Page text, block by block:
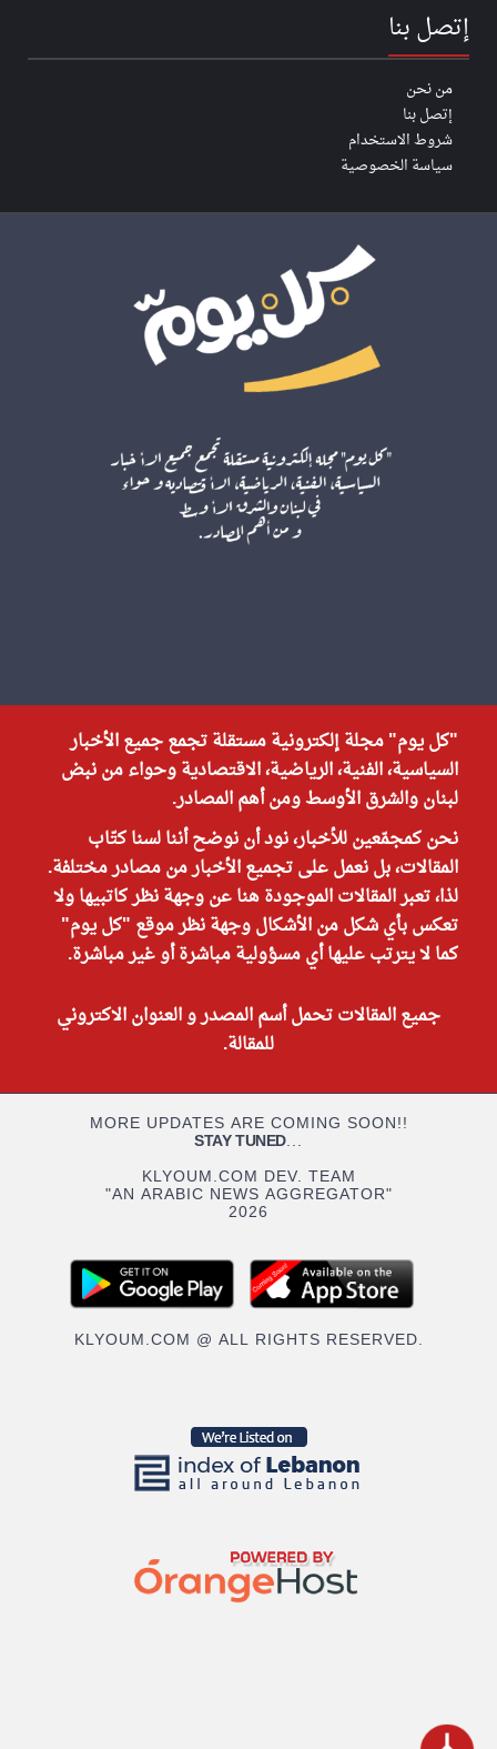
إتصل بنا
من نحن
إتصل بنا
شروط الاستخدام
سياسة الخصوصية
"كل يوم" مجلة إلكترونية مستقلة تجمع جميع الأخبار
السياسية، الفنية، الرياضية، الاقتصادية وحواء من نبض
لبنان والشرق الأوسط ومن أهم المصادر.
نحن كمجمّعين للأخبار، نود أن نوضح أننا لسنا كتّاب
المقالات، بل نعمل على تجميع الأخبار من مصادر مختلفة.
لذا، تعبر المقالات الموجودة هنا عن وجهة نظر كاتبيها ولا
تعكس بأي شكل من الأشكال وجهة نظر موقع "كل يوم"
كما لا يترتب عليها أي مسؤولية مباشرة أو غير مباشرة.
جميع المقالات تحمل أسم المصدر و العنوان الاكتروني
للمقالة.
MORE UPDATES ARE COMING SOON!!
STAY TUNED...
KLYOUM.COM DEV. TEAM
"AN ARABIC NEWS AGGREGATOR"
2026
KLYOUM.COM @ ALL RIGHTS RESERVED.